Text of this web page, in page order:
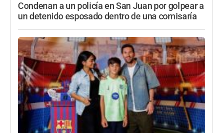
Condenan a un policía en San Juan por golpear a
un detenido esposado dentro de una comisaría